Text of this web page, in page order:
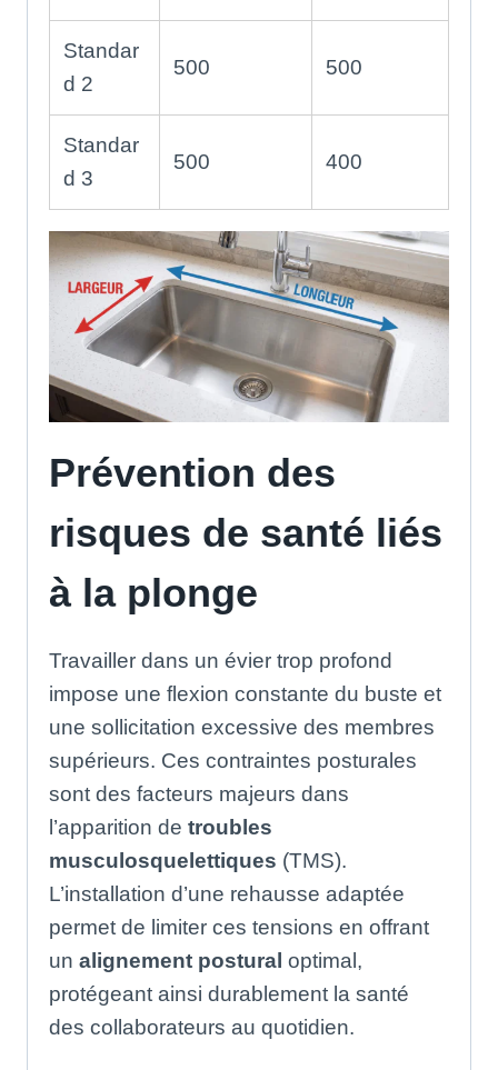
Standar
d 2
500 500
Standar
d 3
500 400
Prévention des
risques de santé liés
à la plonge
Travailler dans un évier trop profond
impose une flexion constante du buste et
une sollicitation excessive des membres
supérieurs. Ces contraintes posturales
sont des facteurs majeurs dans
l’apparition de troubles
musculosquelettiques (TMS).
L’installation d’une rehausse adaptée
permet de limiter ces tensions en offrant
un alignement postural optimal,
protégeant ainsi durablement la santé
des collaborateurs au quotidien.